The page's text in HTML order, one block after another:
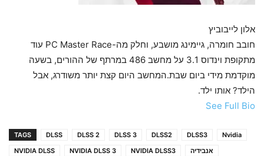
אלון לייבוביץ
חובב חומרה, גיימינג מושבע, וחלק מה-PC Master Race עוד
מתקופת וינדוס 3.1 על מחשב 486 במרתף של ההורים, בשעה
מוקדמת מידי ביום שבת.המחשב היום קצת יותר משודרג, אבל
הילד? אותו ילד.
See Full Bio
TAGS DLSS DLSS 2 DLSS 3 DLSS2 DLSS3
Nvidia
NVIDIA DLSS
NVIDIA DLSS 3 NVIDIA DLSS3 אנבידיה